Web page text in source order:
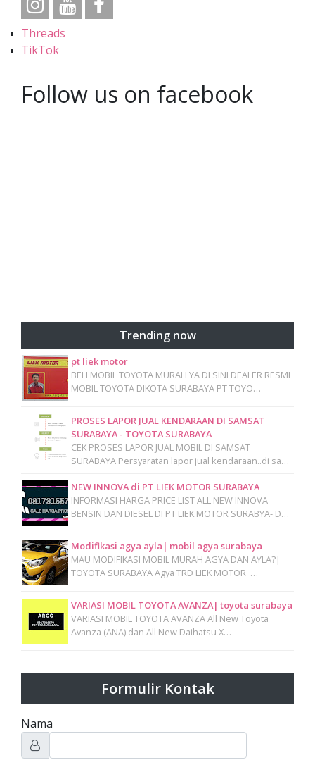
Threads
TikTok
Follow us on facebook
Trending now
pt liek motor
BELI MOBIL TOYOTA MURAH YA DI SINI DEALER RESMI
MOBIL TOYOTA DIKOTA SURABAYA PT TOYO…
PROSES LAPOR JUAL KENDARAAN DI SAMSAT
SURABAYA - TOYOTA SURABAYA
CEK PROSES LAPOR JUAL MOBIL DI SAMSAT
SURABAYA Persyaratan lapor jual kendaraan..di sa…
NEW INNOVA di PT LIEK MOTOR SURABAYA
INFORMASI HARGA PRICE LIST ALL NEW INNOVA
BENSIN DAN DIESEL DI PT LIEK MOTOR SURABYA- D…
Modifikasi agya ayla| mobil agya surabaya
MAU MODIFIKASI MOBIL MURAH AGYA DAN AYLA?|
TOYOTA SURABAYA Agya TRD LIEK MOTOR …
VARIASI MOBIL TOYOTA AVANZA| toyota surabaya
VARIASI MOBIL TOYOTA AVANZA All New Toyota
Avanza (ANA) dan All New Daihatsu X…
Formulir Kontak
Nama